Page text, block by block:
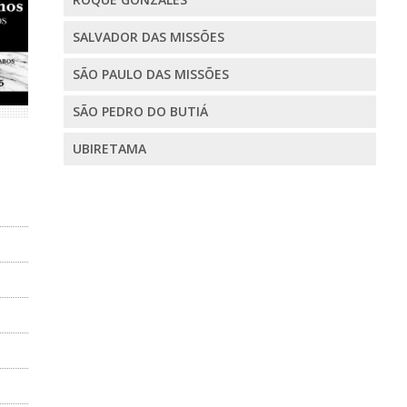
SALVADOR DAS MISSÕES
SÃO PAULO DAS MISSÕES
SÃO PEDRO DO BUTIÁ
UBIRETAMA